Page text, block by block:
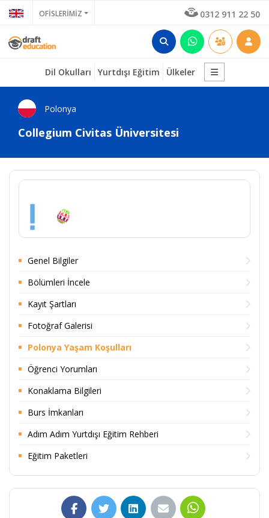
OFİSLERİMİZ 0312 911 22 50
Dil Okulları Yurtdışı Eğitim Ülkeler
Polonya
Collegium Civitas Üniversitesi
Genel Bilgiler
Bölümleri İncele
Kayıt Şartları
Fotoğraf Galerisi
Polonya Yaşam Koşulları
Öğrenci Yorumları
Konaklama Bilgileri
Burs İmkanları
Adım Adım Yurtdışı Eğitim Rehberi
Eğitim Paketleri